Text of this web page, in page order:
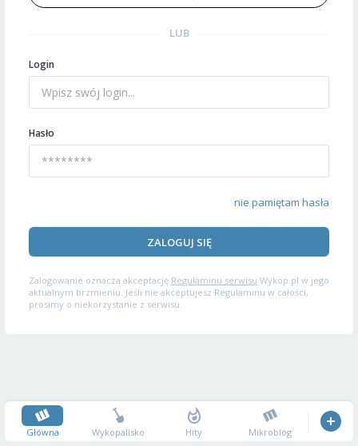
LUB
Login
Hasło
nie pamiętam hasła
ZALOGUJ SIĘ
Zalogowanie oznacza akceptację Regulaminu serwisu Wykop.pl w jego
aktualnym brzmieniu. Jeśli nie akceptujesz Regulaminu w całości,
prosimy o niekorzystanie z serwisu.
Główna Wykopalisko Hity Mikroblog